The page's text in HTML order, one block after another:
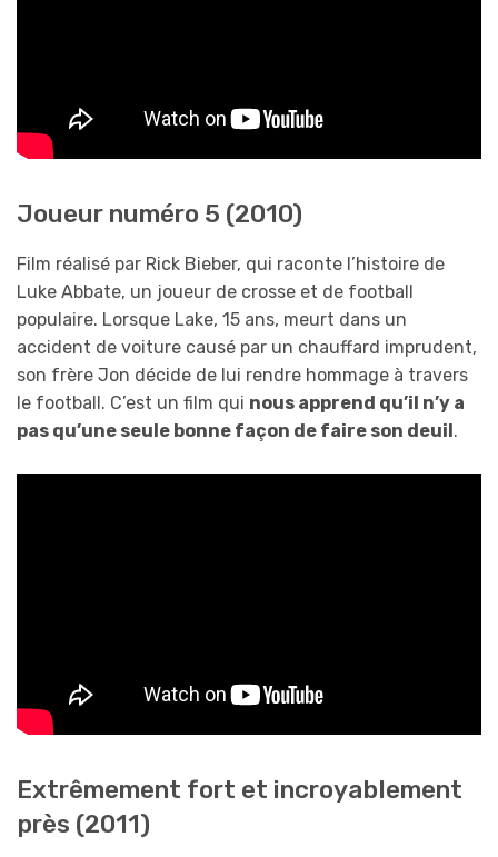
Joueur numéro 5 (2010)
Film réalisé par Rick Bieber, qui raconte l’histoire de
Luke Abbate, un joueur de crosse et de football
populaire. Lorsque Lake, 15 ans, meurt dans un
accident de voiture causé par un chauffard imprudent,
son frère Jon décide de lui rendre hommage à travers
le football. C’est un film qui nous apprend qu’il n’y a
pas qu’une seule bonne façon de faire son deuil .
Extrêmement fort et incroyablement
près (2011)